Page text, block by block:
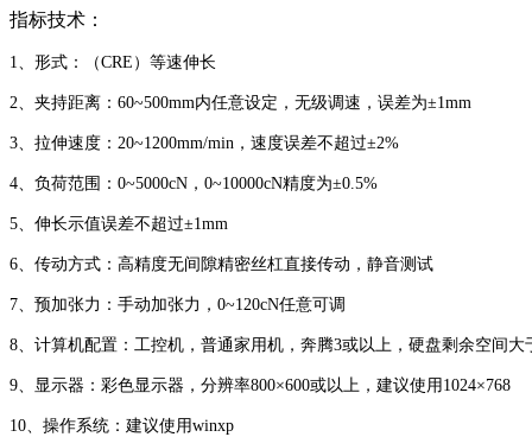
指标技术：
1、形式：（CRE）等速伸长
2、夹持距离：60~500mm内任意设定，无级调速，误差为±1mm
3、拉伸速度：20~1200mm/min，速度误差不超过±2%
4、负荷范围：0~5000cN，0~10000cN精度为±0.5%
5、伸长示值误差不超过±1mm
6、传动方式：高精度无间隙精密丝杠直接传动，静音测试
7、预加张力：手动加张力，0~120cN任意可调
8、计算机配置：工控机，普通家用机，奔腾3或以上，硬盘剩余空间大
9、显示器：彩色显示器，分辨率800×600或以上，建议使用1024×768
10、操作系统：建议使用winxp